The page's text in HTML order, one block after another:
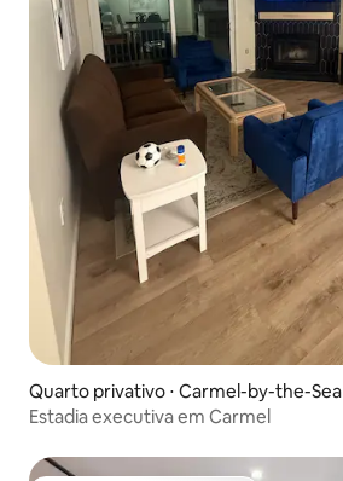
Quarto privativo ⋅ Carmel-by-the-Sea
Estadia executiva em Carmel